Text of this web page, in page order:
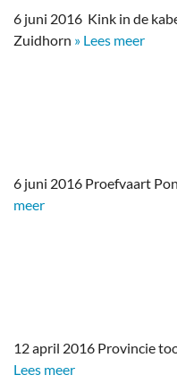
6 juni 2016 Kink in de
Zuidhorn » Lees meer
6 juni 2016 Proefvaart
meer
12 april 2016 Provincie
Lees meer